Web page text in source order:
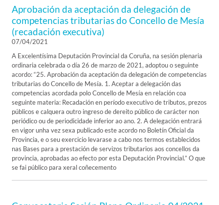
Aprobación da aceptación da delegación de
competencias tributarias do Concello de Mesía
(recadación executiva)
07/04/2021
A Excelentísima Deputación Provincial da Coruña, na sesión plenaria
ordinaria celebrada o día 26 de marzo de 2021, adoptou o seguinte
acordo: “25. Aprobación da aceptación da delegación de competencias
tributarias do Concello de Mesía. 1. Aceptar a delegación das
competencias acordada polo Concello de Mesía en relación coa
seguinte materia: Recadación en período executivo de tributos, prezos
públicos e calquera outro ingreso de dereito público de carácter non
periódico ou de periodicidade inferior ao ano. 2. A delegación entrará
en vigor unha vez sexa publicado este acordo no Boletín Oficial da
Provincia, e o seu exercicio levarase a cabo nos termos establecidos
nas Bases para a prestación de servizos tributarios aos concellos da
provincia, aprobadas ao efecto por esta Deputación Provincial.” O que
se fai público para xeral coñecemento